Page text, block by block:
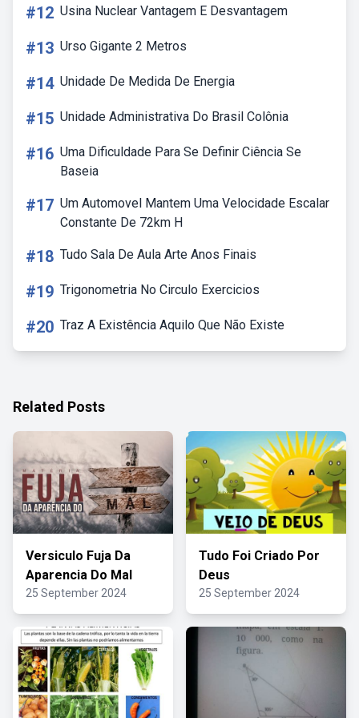
#12 Usina Nuclear Vantagem E Desvantagem
#13 Urso Gigante 2 Metros
#14 Unidade De Medida De Energia
#15 Unidade Administrativa Do Brasil Colônia
#16 Uma Dificuldade Para Se Definir Ciência Se
Baseia
#17 Um Automovel Mantem Uma Velocidade Escalar
Constante De 72km H
#18 Tudo Sala De Aula Arte Anos Finais
#19 Trigonometria No Circulo Exercicios
#20 Traz A Existência Aquilo Que Não Existe
Related Posts
Versiculo Fuja Da
Aparencia Do Mal
25 September 2024
Tudo Foi Criado Por
Deus
25 September 2024